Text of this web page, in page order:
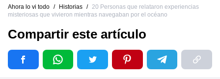
Ahora lo vi todo / Historias / 20 Personas que relataron experiencias
misteriosas que vivieron mientras navegaban por el océano
Compartir este artículo